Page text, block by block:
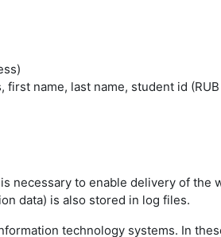
name, last name, student id
necessary to enable delivery of
data) is also stored in log files.
technology systems. In